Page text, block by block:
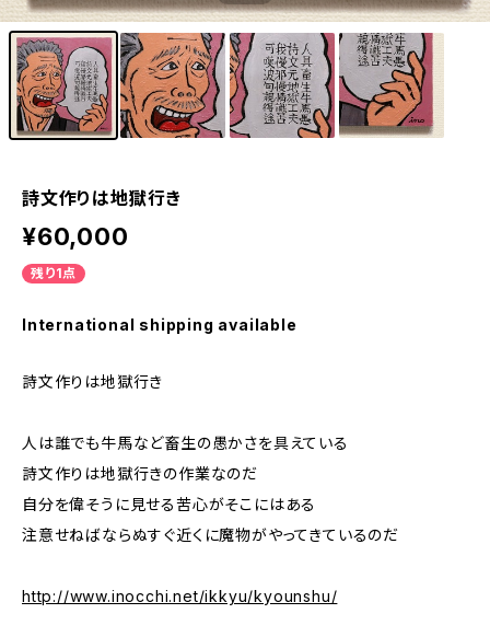
詩文作りは地獄行き
¥60,000
残り1点
International shipping available
詩文作りは地獄行き
人は誰でも牛馬など畜生の愚かさを具えている
詩文作りは地獄行きの作業なのだ
自分を偉そうに見せる苦心がそこにはある
注意せねばならぬすぐ近くに魔物がやってきているのだ
http://www.inocchi.net/ikkyu/kyounshu/